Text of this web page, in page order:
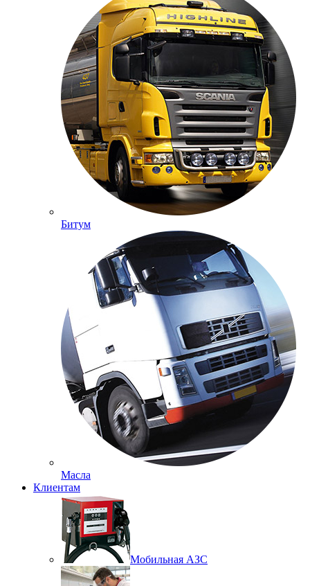
Битум
Масла
Клиентам
Мобильная АЗС